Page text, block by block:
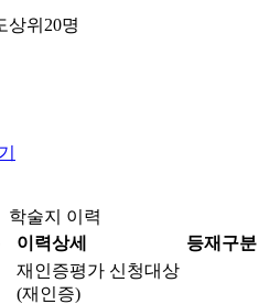
상위20명
학술지 이력
이력상세 등재구분
재인증평가 신청대상
(재인증)